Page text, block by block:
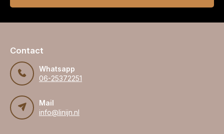
Contact
Whatsapp
06-25372251
Mail
info@linijn.nl